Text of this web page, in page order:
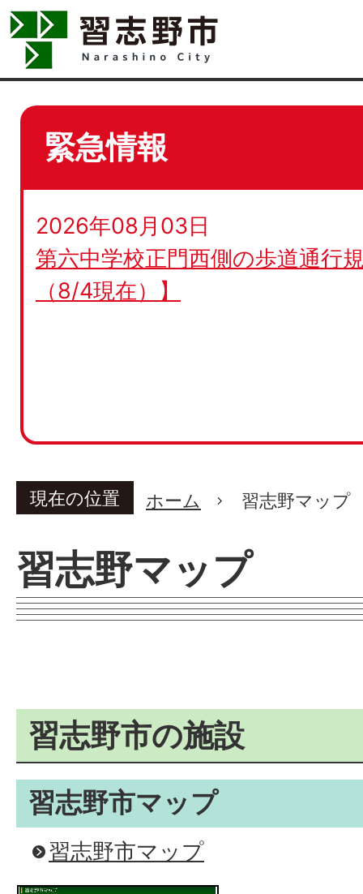
緊急情報
2026年08月03日
第六中学校正門西側の歩道通行
（8/4現在）】
現在の位置 ホーム 習志野マップ
習志野マップ
習志野市の施設
習志野市マップ
習志野市マップ